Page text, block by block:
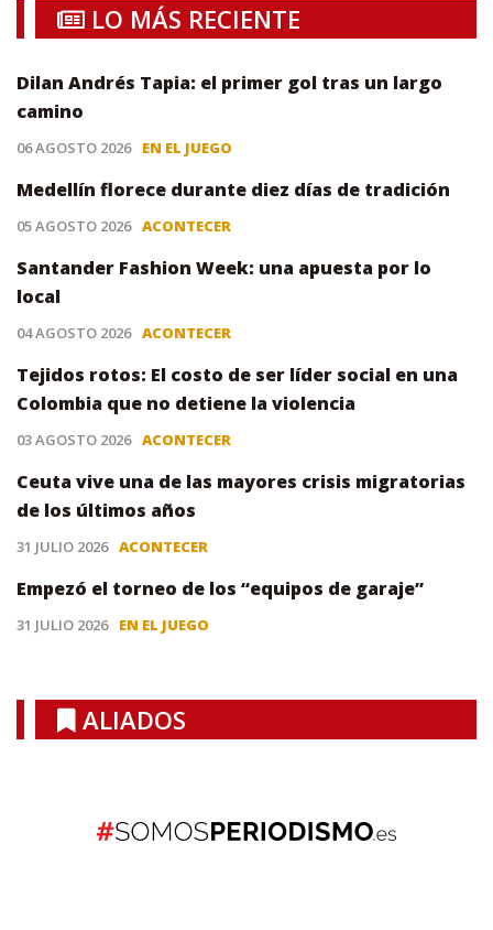
LO MÁS RECIENTE
Dilan Andrés Tapia: el primer gol tras un largo
camino
06 AGOSTO 2026 EN EL JUEGO
Medellín florece durante diez días de tradición
05 AGOSTO 2026 ACONTECER
Santander Fashion Week: una apuesta por lo
local
04 AGOSTO 2026 ACONTECER
Tejidos rotos: El costo de ser líder social en una
Colombia que no detiene la violencia
03 AGOSTO 2026 ACONTECER
Ceuta vive una de las mayores crisis migratorias
de los últimos años
31 JULIO 2026 ACONTECER
Empezó el torneo de los “equipos de garaje”
31 JULIO 2026 EN EL JUEGO
ALIADOS